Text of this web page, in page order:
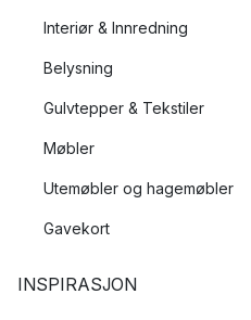
Interiør & Innredning
Belysning
Gulvtepper & Tekstiler
Møbler
Utemøbler og hagemøbler
Gavekort
INSPIRASJON